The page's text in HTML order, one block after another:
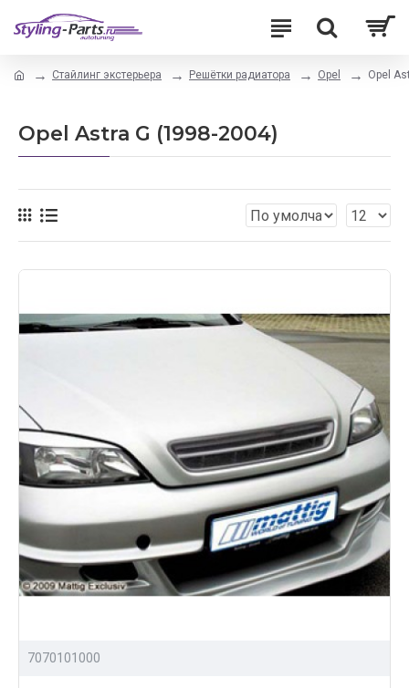
Стайлинг экстерьера Решётки радиатора Opel Opel
Opel Astra G (1998-2004)
7070101000